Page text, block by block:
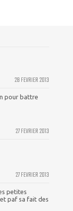
28 FEVRIER 2013
pour battre
27 FEVRIER 2013
27 FEVRIER 2013
petites
paf sa fait des